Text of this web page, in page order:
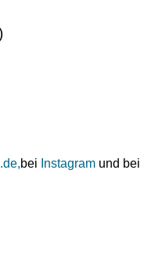
bei Instagram und bei